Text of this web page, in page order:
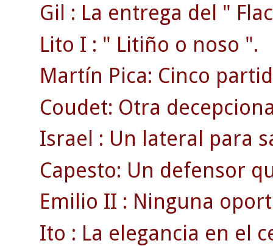
Gil : La entrega del "
Lito I : " Litiño o noso ".
Martín Pica: Cinco
Coudet: Otra
Israel : Un lateral para
Capesto: Un defensor
Emilio II : Ninguna
Ito : La elegancia en el